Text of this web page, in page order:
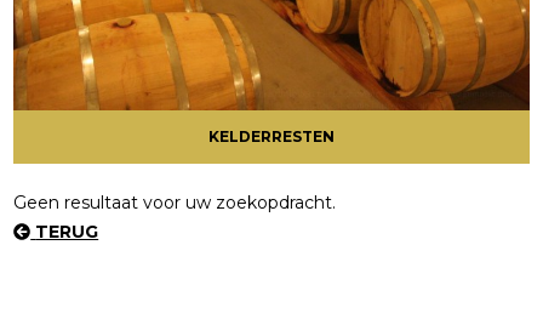
KELDERRESTEN
Geen resultaat voor uw zoekopdracht.
TERUG